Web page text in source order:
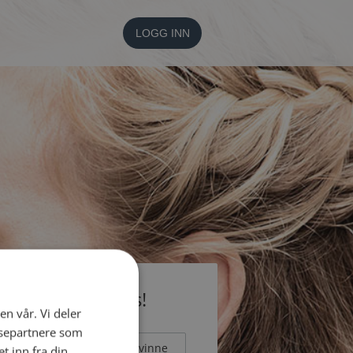
LOGG INN
Bli medlem gratis!
Mann Kvinne
vår. Vi deler
som